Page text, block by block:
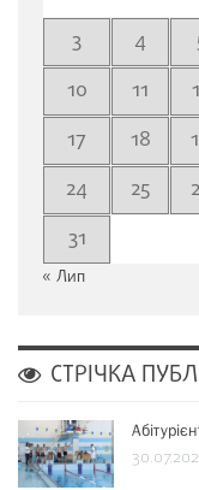
3
4
10
11
17
18
24
25
31
« Лип
СТРІЧКА